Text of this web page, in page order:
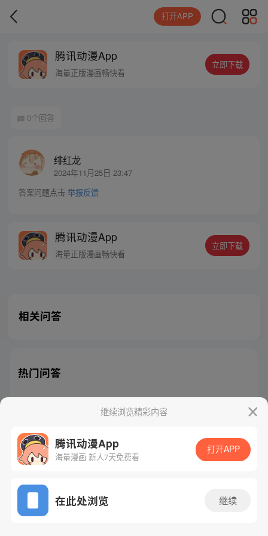
打开APP
腾讯动漫App
海量正版漫画畅快看
立即下载
0个回答
绯红龙
2024年11月25日 23:47
答案问题点击 举报反馈
腾讯动漫App
海量正版漫画畅快看
立即下载
相关问答
热门问答
继续浏览精彩内容
腾讯动漫App
海量漫画 新人7天免费看
打开APP
在此处浏览 继续
腾讯漫画 起点读书 QQ阅读
网站备案/许可证号：粤B2-20090059-5